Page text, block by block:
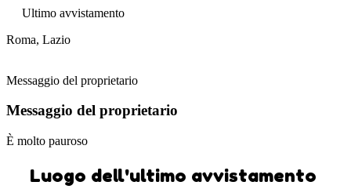
Ultimo avvistamento
Roma, Lazio
Messaggio del proprietario
Messaggio del proprietario
È molto pauroso
Luogo dell'ultimo avvistamento